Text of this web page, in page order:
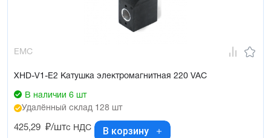
EMC
XHD-V1-E2 Катушка электромагнитная 220 VAC
В наличии 6 шт
Удалённый склад 128 шт
425,29 ₽/штс НДС В корзину